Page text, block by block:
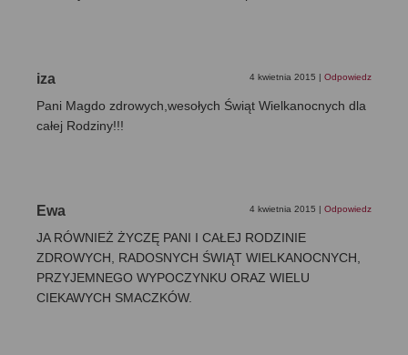
iza 4 kwietnia 2015 | Odpowiedz
Pani Magdo zdrowych,wesołych Świąt Wielkanocnych dla
całej Rodziny!!!
Ewa 4 kwietnia 2015 | Odpowiedz
JA RÓWNIEŻ ŻYCZĘ PANI I CAŁEJ RODZINIE
ZDROWYCH, RADOSNYCH ŚWIĄT WIELKANOCNYCH,
PRZYJEMNEGO WYPOCZYNKU ORAZ WIELU
CIEKAWYCH SMACZKÓW.